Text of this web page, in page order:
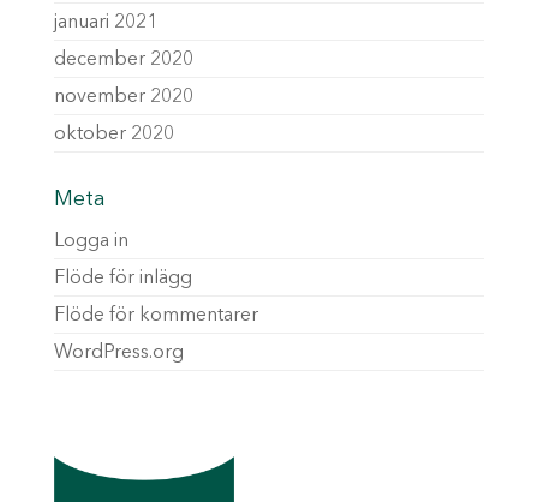
januari 2021
december 2020
november 2020
oktober 2020
Meta
Logga in
Flöde för inlägg
Flöde för kommentarer
WordPress.org